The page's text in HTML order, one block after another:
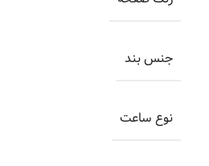
جنس بند
نوع ساعت